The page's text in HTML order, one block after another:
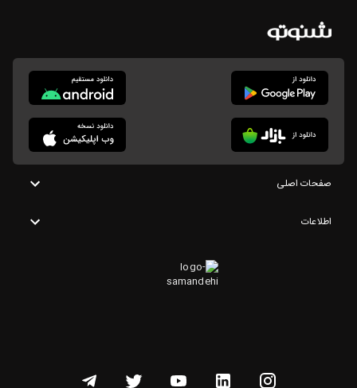
صفحات اصلی
اطلاعات